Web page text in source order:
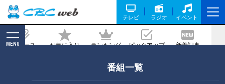
テレビ ラジオ イベント
ニュース お気に入り ランキング ピックアップ 新着記事
MENU
番組一覧